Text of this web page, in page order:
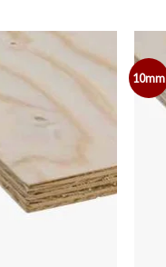
10mm